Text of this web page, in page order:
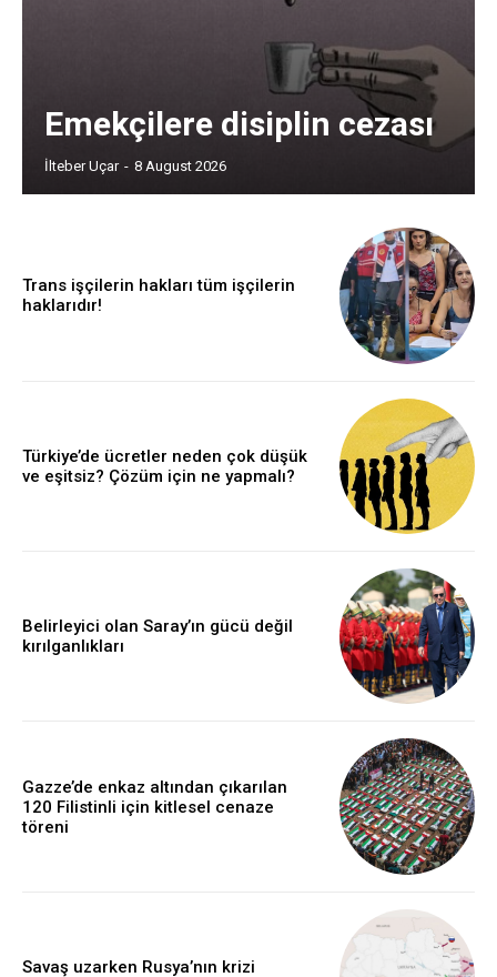
Emekçilere disiplin cezası
İlteber Uçar - 8 August 2026
Trans işçilerin hakları tüm işçilerin
haklarıdır!
Türkiye’de ücretler neden çok düşük
ve eşitsiz? Çözüm için ne yapmalı?
Belirleyici olan Saray’ın gücü değil
kırılganlıkları
Gazze’de enkaz altından çıkarılan
120 Filistinli için kitlesel cenaze
töreni
Savaş uzarken Rusya’nın krizi